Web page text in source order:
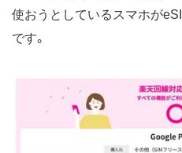
使おうとしているスマホが
です。